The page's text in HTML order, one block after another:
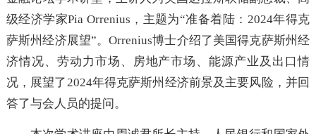
金融论坛学术讲堂，主讲人为美国达拉斯联储副总裁、
级经济学家Pia Orrenius，主题为“准备着陆：2024年
萨斯州经济展望”。Orrenius博士介绍了美国得克萨斯州
济情况、劳动力市场、房地产市场、能源产业及出口
况，展望了2024年得克萨斯州经济前景及主要风险，并